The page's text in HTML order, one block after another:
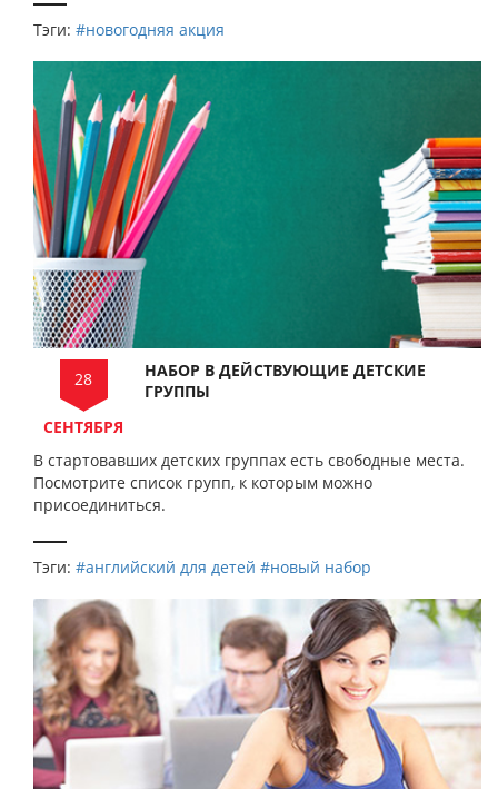
Тэги: #новогодняя акция
28
СЕНТЯБРЯ
НАБОР В ДЕЙСТВУЮЩИЕ ДЕТСКИЕ
ГРУППЫ
В стартовавших детских группах есть свободные места.
Посмотрите список групп, к которым можно
присоединиться.
Тэги: #английский для детей #новый набор